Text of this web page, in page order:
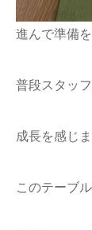
進んで準備
普段スタッ
成長を感じ
このテーブ